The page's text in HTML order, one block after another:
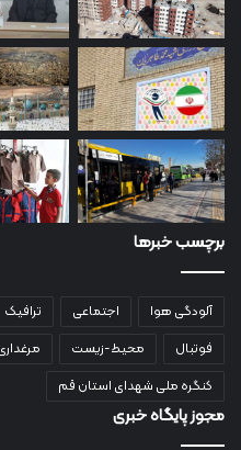
برچسب خبرها
آلودگی هوا اجتماعی ترافیک
فوتبال
محیط-زیست
کنگره ملی شهدای استان قم
مجوز پایگاه خبری